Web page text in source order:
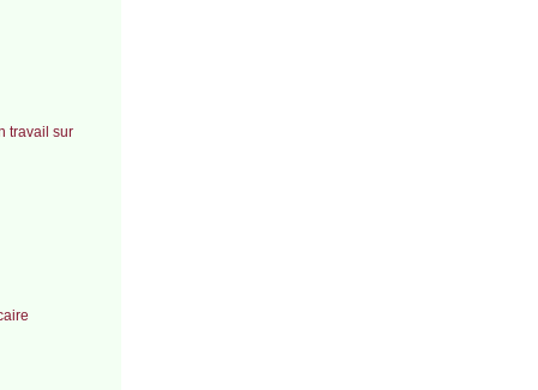
travail sur